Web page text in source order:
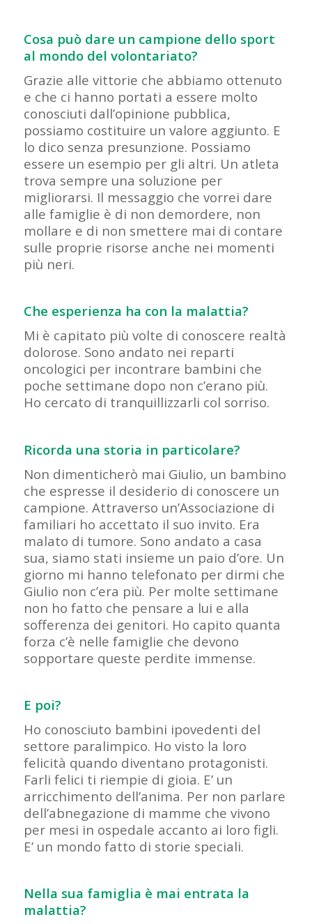
Cosa può dare un campione dello sport
al mondo del volontariato?
Grazie alle vittorie che abbiamo ottenuto
e che ci hanno portati a essere molto
conosciuti dall’opinione pubblica,
possiamo costituire un valore aggiunto. E
lo dico senza presunzione. Possiamo
essere un esempio per gli altri. Un atleta
trova sempre una soluzione per
migliorarsi. Il messaggio che vorrei dare
alle famiglie è di non demordere, non
mollare e di non smettere mai di contare
sulle proprie risorse anche nei momenti
più neri.
Che esperienza ha con la malattia?
Mi è capitato più volte di conoscere realtà
dolorose. Sono andato nei reparti
oncologici per incontrare bambini che
poche settimane dopo non c’erano più.
Ho cercato di tranquillizzarli col sorriso.
Ricorda una storia in particolare?
Non dimenticherò mai Giulio, un bambino
che espresse il desiderio di conoscere un
campione. Attraverso un’Associazione di
familiari ho accettato il suo invito. Era
malato di tumore. Sono andato a casa
sua, siamo stati insieme un paio d’ore. Un
giorno mi hanno telefonato per dirmi che
Giulio non c’era più. Per molte settimane
non ho fatto che pensare a lui e alla
sofferenza dei genitori. Ho capito quanta
forza c’è nelle famiglie che devono
sopportare queste perdite immense.
E poi?
Ho conosciuto bambini ipovedenti del
settore paralimpico. Ho visto la loro
felicità quando diventano protagonisti.
Farli felici ti riempie di gioia. E’ un
arricchimento dell’anima. Per non parlare
dell’abnegazione di mamme che vivono
per mesi in ospedale accanto ai loro figli.
E’ un mondo fatto di storie speciali.
Nella sua famiglia è mai entrata la
malattia?